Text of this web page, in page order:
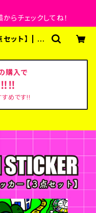
らチェックしてね！
セット】 | ビ
購入で
めです!!